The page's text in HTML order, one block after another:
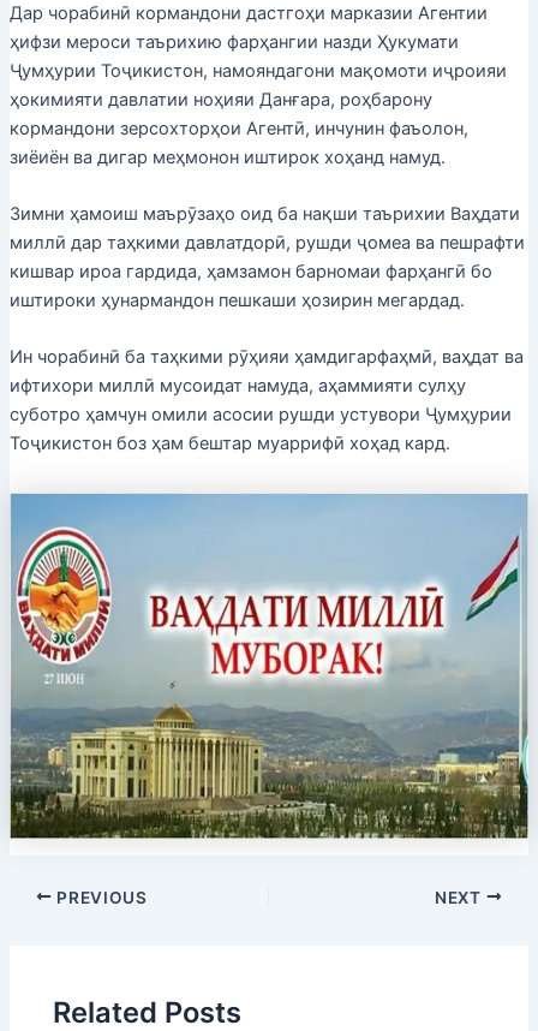
Дар чорабинӣ кормандони дастгоҳи марказии Агентии
ҳифзи мероси таърихию фарҳангии назди Ҳукумати
Ҷумҳурии Тоҷикистон, намояндагони мақомоти иҷроияи
ҳокимияти давлатии ноҳияи Данғара, роҳбарону
кормандони зерсохторҳои Агентӣ, инчунин фаъолон,
зиёиён ва дигар меҳмонон иштирок хоҳанд намуд.
Зимни ҳамоиш маърӯзаҳо оид ба нақши таърихии Ваҳдати
миллӣ дар таҳкими давлатдорӣ, рушди ҷомеа ва пешрафти
кишвар ироа гардида, ҳамзамон барномаи фарҳангӣ бо
иштироки ҳунармандон пешкаши ҳозирин мегардад.
Ин чорабинӣ ба таҳкими рӯҳияи ҳамдигарфаҳмӣ, ваҳдат ва
ифтихори миллӣ мусоидат намуда, аҳаммияти сулҳу
суботро ҳамчун омили асосии рушди устувори Ҷумҳурии
Тоҷикистон боз ҳам бештар муаррифӣ хоҳад кард.
PREVIOUS NEXT
Related Posts